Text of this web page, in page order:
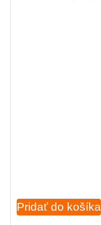
Pridať do košíka